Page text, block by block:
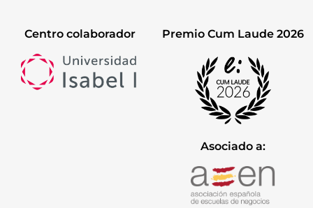
Centro colaborador Premio Cum Laude 2026
Asociado a: